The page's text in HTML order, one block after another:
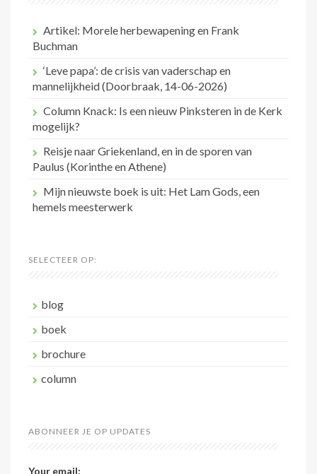
Artikel: Morele herbewapening en Frank
Buchman
‘Leve papa’: de crisis van vaderschap en
mannelijkheid (Doorbraak, 14-06-2026)
Column Knack: Is een nieuw Pinksteren in de Kerk
mogelijk?
Reisje naar Griekenland, en in de sporen van
Paulus (Korinthe en Athene)
Mijn nieuwste boek is uit: Het Lam Gods, een
hemels meesterwerk
SELECTEER OP:
blog
boek
brochure
column
ABONNEER JE OP UPDATES
Your email: